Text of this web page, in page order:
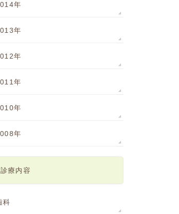
年
年
年
年
年
年
診療内容
科